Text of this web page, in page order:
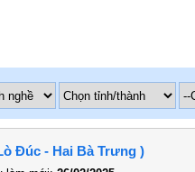
Đúc - Hai Bà Trưng )